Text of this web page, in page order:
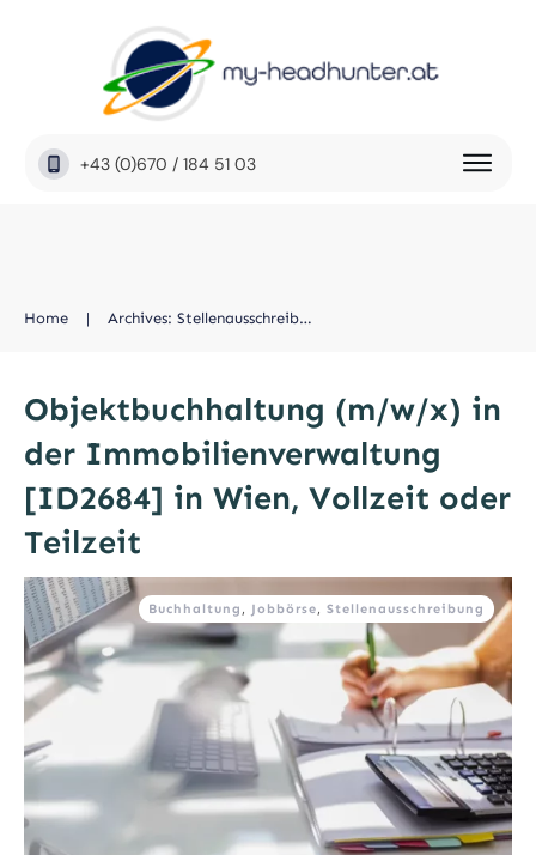
+43 (0)670 / 184 51 03
Home | Archives: Stellenausschreibung
Objektbuchhaltung (m/w/x) in
der Immobilienverwaltung
[ID2684] in Wien, Vollzeit oder
Teilzeit
Buchhaltung , Jobbörse, Stellenausschreibung